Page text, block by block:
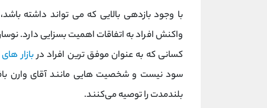
با وجود بازدهی بالایی که می تواند داشته
واکنش افراد به اتفاقات اهمیت بسزایی دارد.
کسانی که به عنوان موفق ترین افراد دربازار
سود نیست و شخصیت هایی مانند آقای وارن
بلندمدت را توصیه می‌کنند.